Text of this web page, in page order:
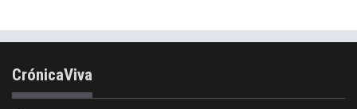
CrónicaViva